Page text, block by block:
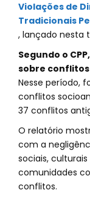
Violações de
Tradicionais
, lançado nesta
Segundo o
sobre conflitos
Nesse período,
conflitos
37 conflitos
O relatório
com a
sociais,
comunidades
conflitos.